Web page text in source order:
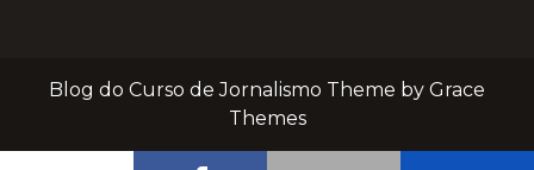
Blog do Curso de Jornalismo Theme by Grace
Themes